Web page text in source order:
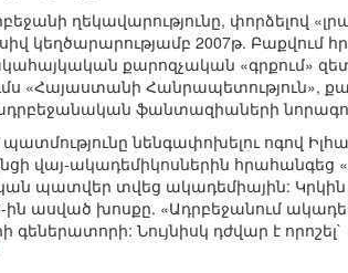
ղեկավարությունը,
կեղծարարությամբ 2007թ.
քարոզչական «գրքում»
«Հայաստանի Հանրապետություն»,
ֆանտազիաների
նենգափոխելու ոգով
վայ-ակադեմիկոսներին հրահանգեց
պատվեր տվեց ակադեմիային:
ին ասված խոսքը. «Ադրբեջանում
գեներատորի: Նույնիսկ դժվար է